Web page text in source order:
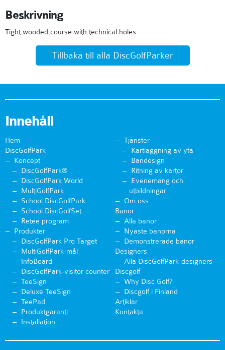
Beskrivning
Tight wooded course with technical holes.
Tillbaka till alla DiscGolfParker
Innehåll
Hem
DiscGolfPark
Koncept
DiscGolfPark®
DiscGolfPark World
MultiGolfPark
School DiscGolfPark
School DiscGolfSet
Retee program
Produkter
DiscGolfPark Pro Target
MultiGolfPark-mål
InfoBoard
DiscGolfPark-visitor counter
TeeSign
Deluxe TeeSign
TeePad
Produktgaranti
Installation
Tjänster
Kartläggning av yta
Bandesign
Ritning av kartor
Evenemang och
utbildningar
Om oss
Banor
Alla banor
Nyaste banorna
Demonstrerade banor
Designers
Alla DiscGolfPark-designers
Discgolf
Why Disc Golf?
Discgolf i Finland
Artiklar
Kontakta